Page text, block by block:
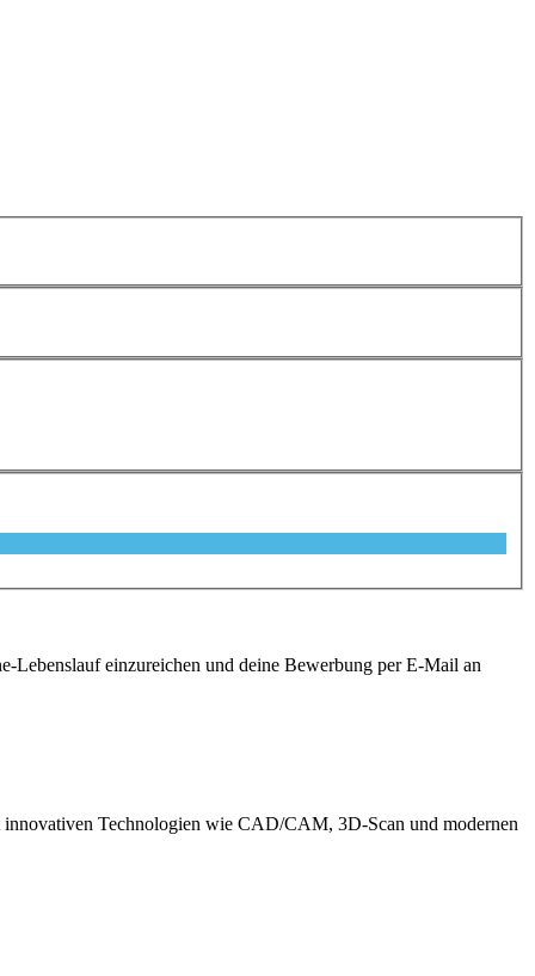
Lebenslauf einzureichen und deine Bewerbung per E-Mail an
Technologien wie CAD/CAM, 3D-Scan und modernen